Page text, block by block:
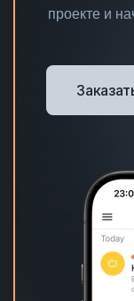
проекте и